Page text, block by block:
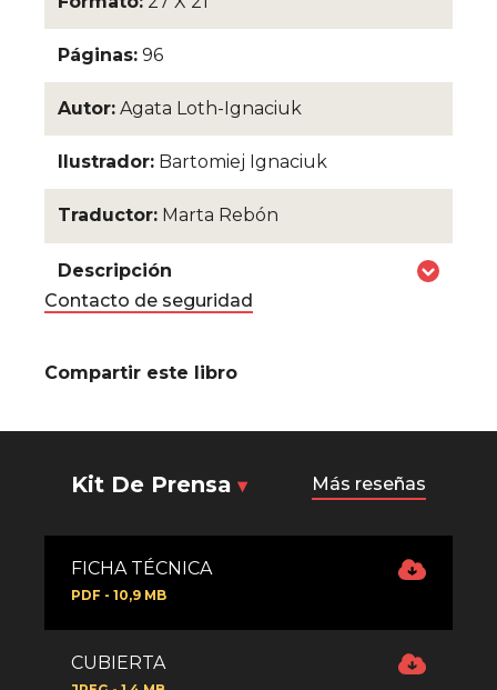
Páginas: 96
Autor: Agata Loth-Ignaciuk
Ilustrador: Bartomiej Ignaciuk
Traductor: Marta Rebón
Descripción
Contacto de seguridad
Compartir este libro
Kit De Prensa Más reseñas
FICHA TÉCNICA
PDF - 10,9 MB
CUBIERTA